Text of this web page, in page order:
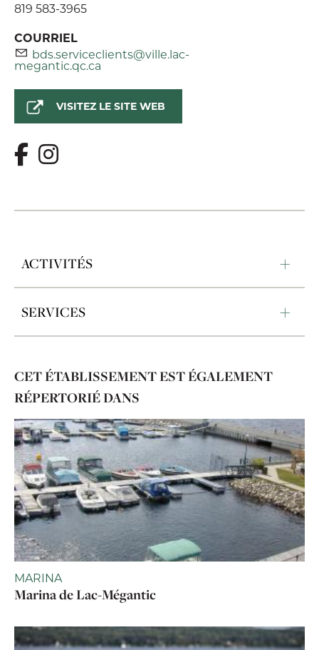
819 583-3965
COURRIEL
bds.serviceclients@ville.lac-
megantic.qc.ca
VISITEZ LE SITE WEB
ACTIVITÉS
SERVICES
CET ÉTABLISSEMENT EST ÉGALEMENT
RÉPERTORIÉ DANS
MARINA
Marina de Lac-Mégantic